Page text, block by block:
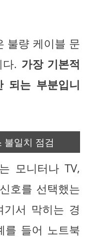
불량 케이블 문
. 가장 기본적
되는 부분입니
불일치 점검
모니터나 TV,
호를 선택했는
서 막히는 경
를 들어 노트북